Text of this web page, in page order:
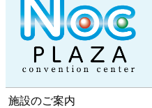
施設のご案内